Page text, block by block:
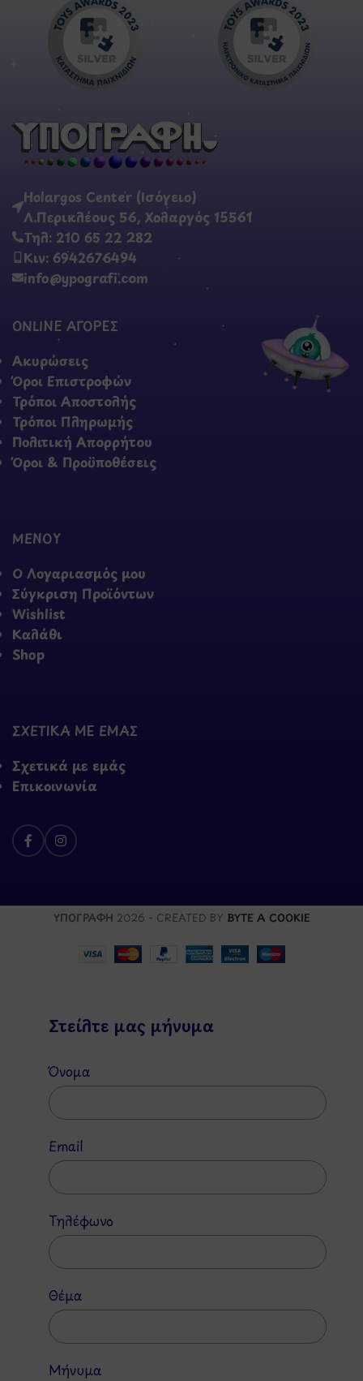
Holargos Center (Ισόγειο)
Λ.Περικλέους 56, Χολαργός 15561
Τηλ: 210 65 22 282
Κιν: 6942676494
info@ypografi.com
ONLINE ΑΓΟΡΕΣ
Ακυρώσεις
Όροι Επιστροφών
Τρόποι Αποστολής
Τρόποι Πληρωμής
Πολιτική Απορρήτου
Όροι & Προϋποθέσεις
ΜΕΝΟΥ
Ο Λογαριασμός μου
Σύγκριση Προϊόντων
Wishlist
Καλάθι
Shop
ΣΧΕΤΙΚΑ ΜΕ ΕΜΑΣ
Σχετικά με εμάς
Επικοινωνία
ΥΠΟΓΡΑΦΗ 2026 - CREATED BY BYTE A COOKIE
Στείλτε μας μήνυμα
Όνομα
Email
Τηλέφωνο
Θέμα
Μήνυμα